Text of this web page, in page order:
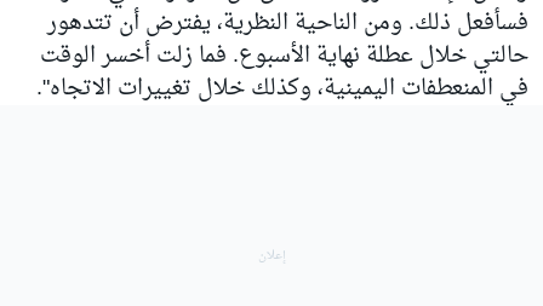
فسأفعل ذلك. ومن الناحية النظرية، يفترض أن تتدهور
حالتي خلال عطلة نهاية الأسبوع. فما زلت أخسر الوقت
في المنعطفات اليمينية، وكذلك خلال تغييرات الاتجاه".